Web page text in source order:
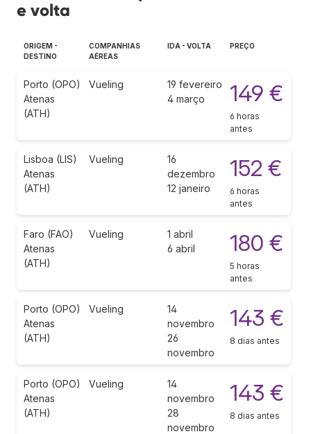
e volta
ORIGEM -
DESTINO
COMPANHIAS
AÉREAS
IDA - VOLTA PREÇO
Porto (OPO)
Atenas
(ATH)
Vueling
19 fevereiro
4 março
149 €
6 horas
antes
Lisboa (LIS)
Atenas
(ATH)
Vueling
16
dezembro
12 janeiro
152 €
6 horas
antes
Faro (FAO)
Atenas
(ATH)
Vueling
1 abril
6 abril
180 €
5 horas
antes
Porto (OPO)
Atenas
(ATH)
Vueling
14
novembro
26
novembro
143 €
8 dias antes
Porto (OPO)
Atenas
(ATH)
Vueling
14
novembro
28
novembro
143 €
8 dias antes